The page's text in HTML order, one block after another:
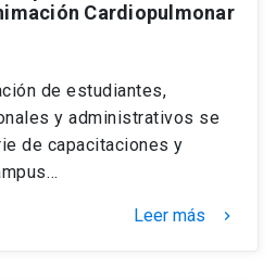
Cardiopulmonar
de estudiantes,
y administrativos se
de capacitaciones y
Leer más keyboard_arrow_right